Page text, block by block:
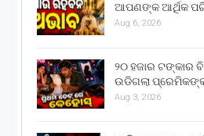
ଆପଣଙ୍କ ଆର୍ଥିକ
Aug 6, 2026
୨୦ ହଜାର ଟଙ୍କାର
ଉଡିଗଲା
Aug 3, 2026